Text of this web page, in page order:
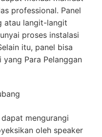
professional. Panel
atau langit-langit
proses instalasi
itu, panel bisa
Para Pelanggan
mengurangi
oleh speaker